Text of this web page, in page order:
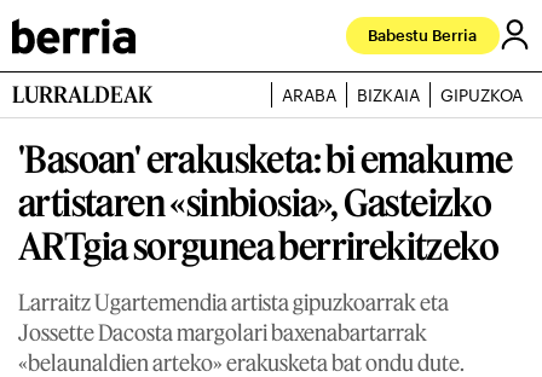
Babestu Berria
LURRALDEAK ARABA BIZKAIA GIPUZKOA
'Basoan' erakusketa: bi emakume
artistaren «sinbiosia», Gasteizko
ARTgia sorgunea berrirekitzeko
Larraitz Ugartemendia artista gipuzkoarrak eta
Jossette Dacosta margolari baxenabartarrak
«belaunaldien arteko» erakusketa bat ondu dute.